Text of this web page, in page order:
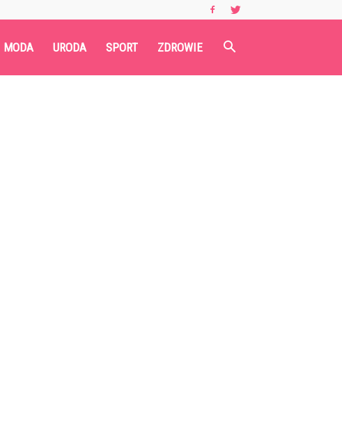
MODA URODA SPORT ZDROWIE